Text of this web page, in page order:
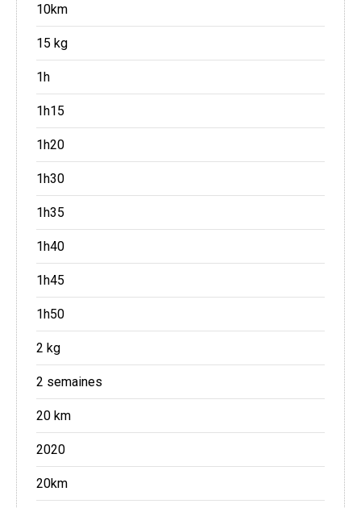
10km
15 kg
1h
1h15
1h20
1h30
1h35
1h40
1h45
1h50
2 kg
2 semaines
20 km
2020
20km